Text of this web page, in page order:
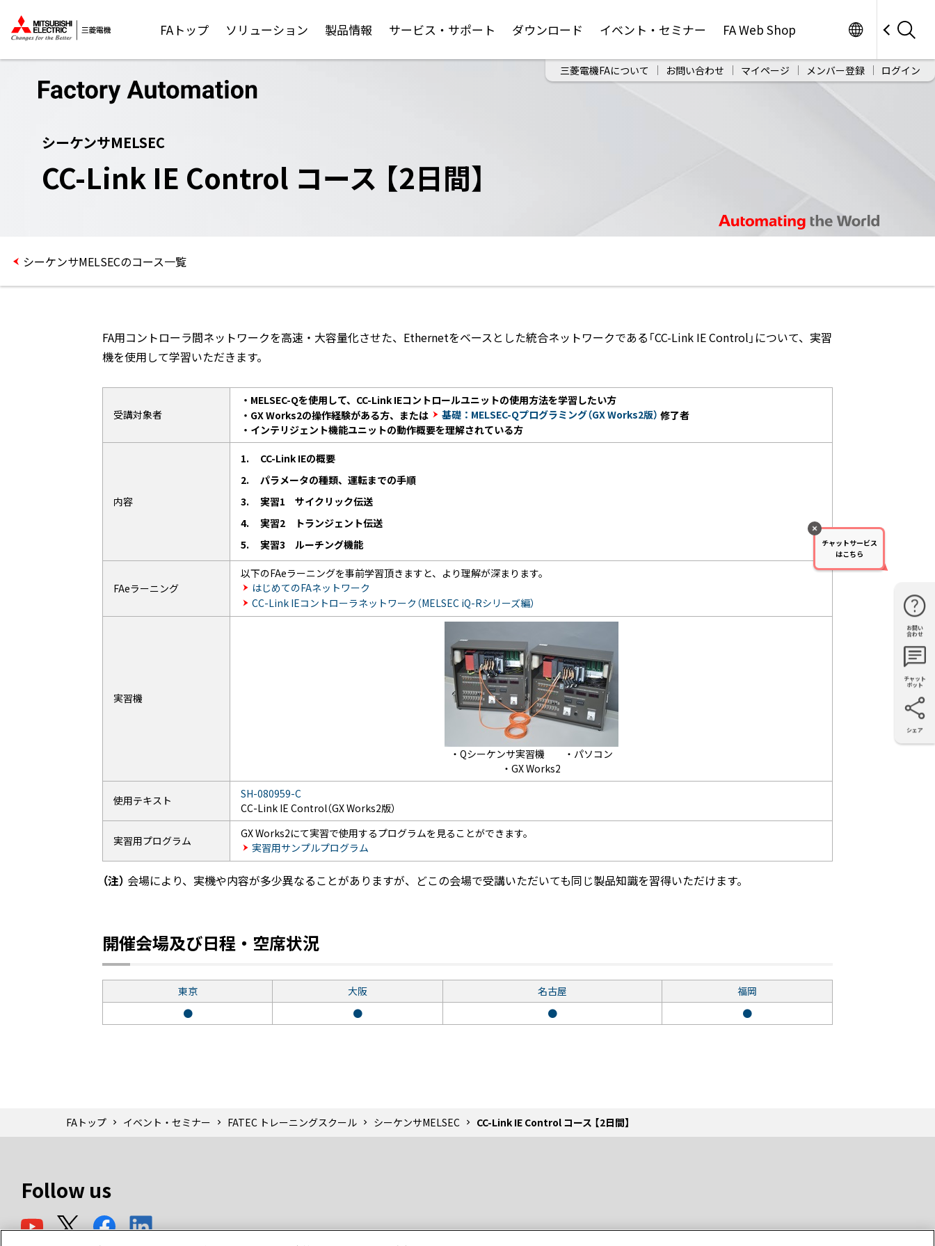
FAトップ ソリューション 製品情報 サービス・サポート ダウンロード イベント・セミナー FA Web Shop
三菱電機FAについて お問い合わせ マイページ メンバー登録 ログイン
シーケンサMELSEC
CC-Link IE Control コース 【2日間】
お問い
合わせ
チャット
ボット
シェア
シーケンサMELSECのコース一覧
FA用コントローラ間ネットワークを高速・大容量化させた、Ethernetをベースとした統合ネットワークである「CC-Link IE Control」について、実習
機を使用して学習いただきます。
受講対象者
・MELSEC-Qを使用して、CC-Link IEコントロールユニットの使用方法を学習したい方
・GX Works2の操作経験がある方、または
基礎：MELSEC-Qプログラミング（GX Works2版） 修了者
・インテリジェント機能ユニットの動作概要を理解されている方
内容
1.
CC-Link IEの概要
2.
パラメータの種類、運転までの手順
3.
実習1 サイクリック伝送
4.
実習2 トランジェント伝送
5.
実習3 ルーチング機能
FAeラーニング
以下のFAeラーニングを事前学習頂きますと、より理解が深まります。
はじめてのFAネットワーク
CC-Link IEコントローラネットワーク（MELSEC iQ-Rシリーズ編）
実習機
・Qシーケンサ実習機 ・パソコン
・GX Works2
使用テキスト
SH-080959-C
CC-Link IE Control（GX Works2版）
実習用プログラム
GX Works2にて実習で使用するプログラムを見ることができます。
実習用サンプルプログラム
（注） 会場により、実機や内容が多少異なることがありますが、どこの会場で受講いただいても同じ製品知識を習得いただけます。
開催会場及び日程・空席状況
東京 大阪 名古屋
福岡
●
● ● ●
FAトップ イベント・セミナー FATEC トレーニングスクール シーケンサMELSEC CC-Link IE Control コース 【2日間】
Follow us
チャットサービス
はこちら